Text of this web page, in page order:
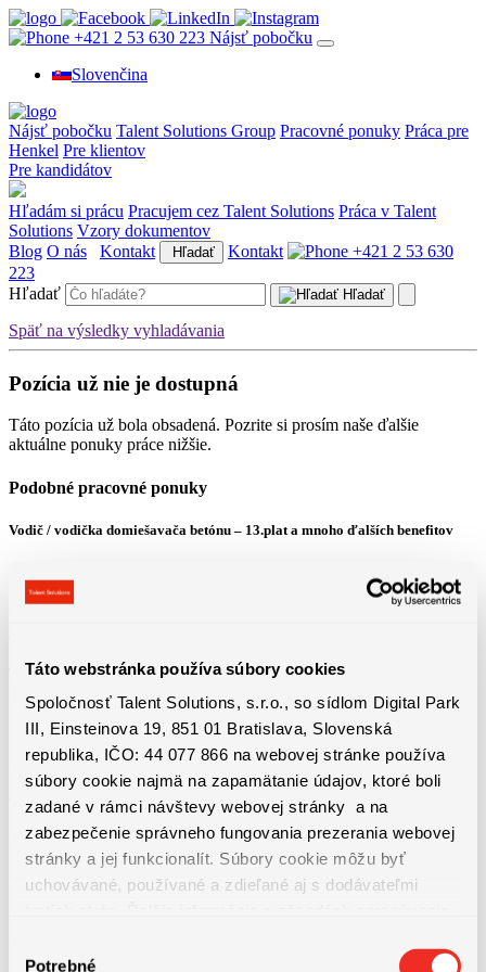
Táto webstránka používa súbory cookies
Spoločnosť Talent Solutions, s.r.o., so sídlom Digital Park
III, Einsteinova 19, 851 01 Bratislava, Slovenská
republika, IČO: 44 077 866 na webovej stránke používa
súbory cookie najmä na zapamätanie údajov, ktoré boli
zadané v rámci návštevy webovej stránky a na
zabezpečenie správneho fungovania prezerania webovej
stránky a jej funkcionalít. Súbory cookie môžu byť
uchovávané, používané a zdieľané aj s dodávateľmi
osobných údajov
Potrebné
+421 2 53 630 223 Nájsť pobočku
Slovenčina
Nájsť pobočku Talent Solutions Group Pracovné ponuky Práca pre
Henkel Pre klientov
Pre kandidátov
Hľadám si prácu Pracujem cez Talent Solutions Práca v Talent
Solutions Vzory dokumentov
Blog O nás Kontakt Hľadať Kontakt
+421 2 53 630
223
Hľadať
Hľadať
Späť na výsledky vyhladávania
Pozícia už nie je dostupná
Táto pozícia už bola obsadená. Pozrite si prosím naše ďalšie
aktuálne ponuky práce nižšie.
Podobné pracovné ponuky
Vodič / vodička domiešavača betónu – 13.plat a mnoho ďalších benefitov
1100 - 1650 € Priemerná hrubá mzda od 1650 € (z...
Technická údržba výrobných liniek | ubytovanie, bonusy a nadštandardné
Bratislava
1550 - 1750 € + dochádzkový bonus 50€ + mesačné...
Detail pracovnej ponuky
Strojník/strojníčka Košice
Košice
1250 - 1550 € btt. Základná mzda + max. 350 € m...